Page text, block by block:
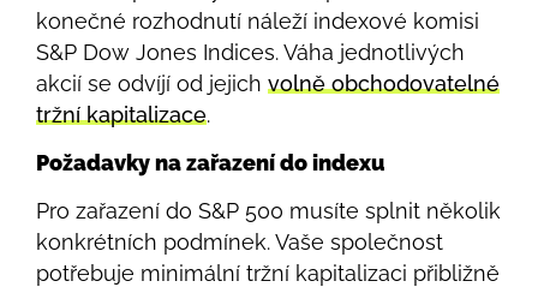
konečné rozhodnutí náleží indexové komisi
S&P Dow Jones Indices. Váha jednotlivých
akcií se odvíjí od jejich volně obchodovatelné
tržní kapitalizace.
Požadavky na zařazení do indexu
Pro zařazení do S&P 500 musíte splnit několik
konkrétních podmínek. Vaše společnost
potřebuje minimální tržní kapitalizaci přibližně